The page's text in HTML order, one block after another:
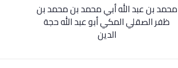
محمد بن عبد الله أبي محمد بن محمد بن
ظفر الصقلي المكي أبو عبد الله حجة
الدين